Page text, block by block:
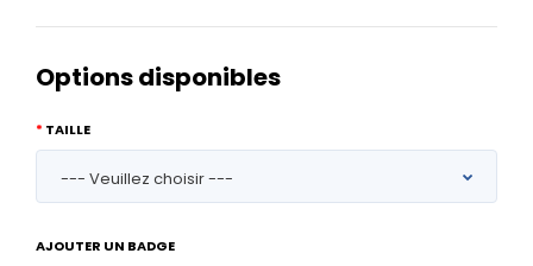
Options disponibles
TAILLE
AJOUTER UN BADGE